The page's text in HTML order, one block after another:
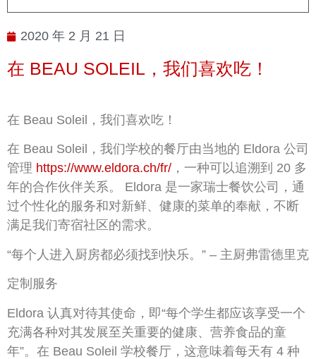
2020 年 2 月 21 日
在 BEAU SOLEIL，我们喜欢吃！
在 Beau Soleil，我们喜欢吃！
在 Beau Soleil，我们学校的餐厅由当地的 Eldora 公司
管理 https://www.eldora.ch/fr/ ，一种可以追溯到 20 多
年的合作伙伴关系。 Eldora 是一家瑞士餐饮公司，通
过个性化的服务和对新鲜、健康的菜单的奉献，不断
满足我们寄宿社区的需求。
“每个人进入厨房都必须找到快乐。” – 主厨弗雷德里克
定制服务
Eldora 认真对待其使命，即“每个学生都应该享受一个
充满各种对其发展至关重要的健康、营养食品的童
年”。在 Beau Soleil 学校餐厅，这意味着每天有 4 种